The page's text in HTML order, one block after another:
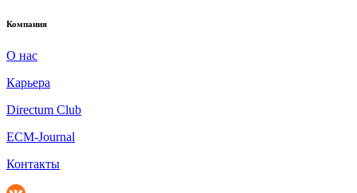
Компания
О нас
Карьера
Directum Club
ECM-Journal
Контакты